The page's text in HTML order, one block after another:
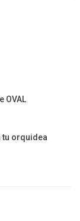
OVAL
tu orquidea